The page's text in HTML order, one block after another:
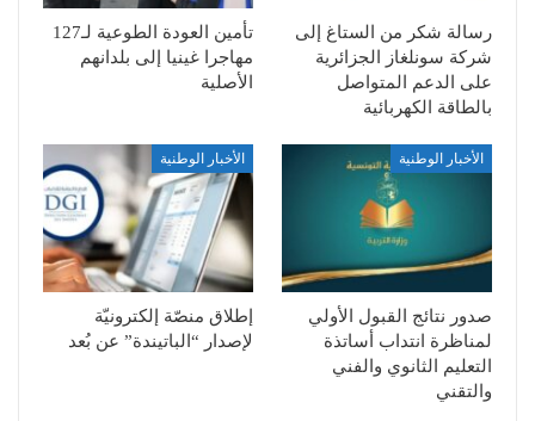
رسالة شكر من الستاغ إلى
شركة سونلغاز الجزائرية
على الدعم المتواصل
بالطاقة الكهربائية
تأمين العودة الطوعية لـ127
مهاجرا غينيا إلى بلدانهم
الأصلية
الأخبار الوطنية
صدور نتائج القبول الأولي
لمناظرة انتداب أساتذة
التعليم الثانوي والفني
والتقني
الأخبار الوطنية
إطلاق منصّة إلكترونيّة
لإصدار “الباتيندة” عن بُعد